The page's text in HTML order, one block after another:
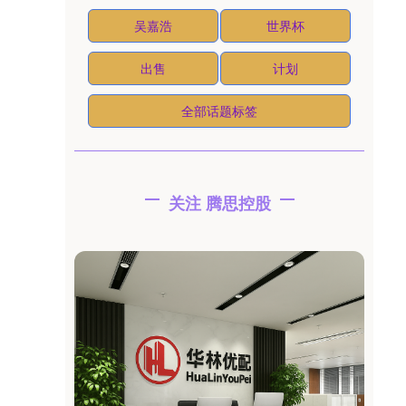
吴嘉浩 世界杯
出售 计划
全部话题标签
关注 腾思控股